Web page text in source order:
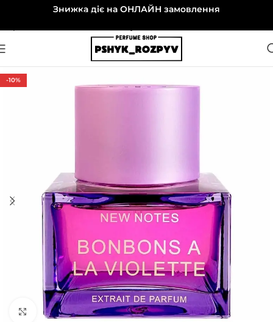
Перейти до навігаціїЗнижка діє на ОНЛАЙН замовлення
-10%
Натисніть, щоб збільшити